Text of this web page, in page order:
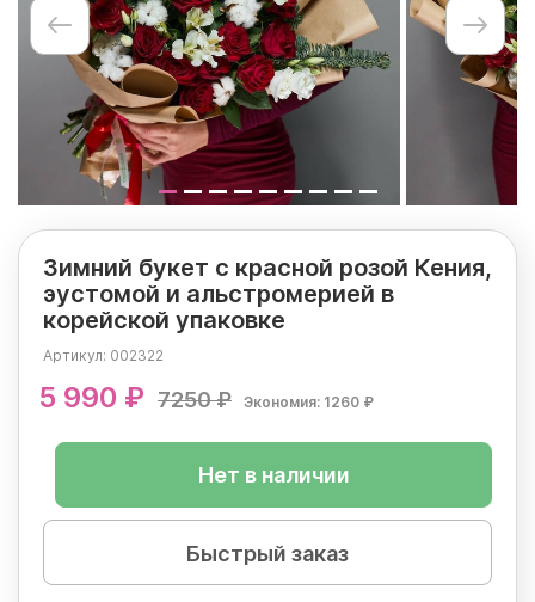
Зимний букет с красной розой Кения,
эустомой и альстромерией в
корейской упаковке
Артикул: 002322
5 990 ₽ 7250 ₽ Экономия: 1260 ₽
Нет в наличии
Быстрый заказ